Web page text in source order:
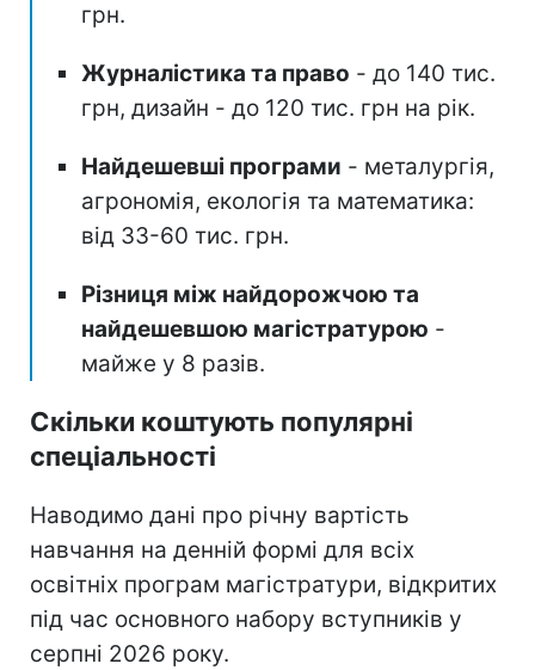
грн.
Журналістика та право - до 140 тис.
грн, дизайн - до 120 тис. грн на рік.
Найдешевші програми - металургія,
агрономія, екологія та математика:
від 33-60 тис. грн.
Різниця між найдорожчою та
найдешевшою магістратурою -
майже у 8 разів.
Скільки коштують популярні
спеціальності
Наводимо дані про річну вартість
навчання на денній формі для всіх
освітніх програм магістратури, відкритих
під час основного набору вступників у
серпні 2026 року.